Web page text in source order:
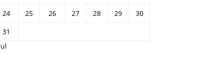
24
25 26 27 28 29
30
31